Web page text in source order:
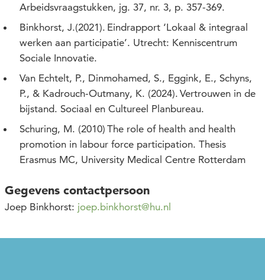
Arbeidsvraagstukken, jg. 37, nr. 3, p. 357-369.
Binkhorst, J.(2021). Eindrapport ‘Lokaal & integraal
werken aan participatie’. Utrecht: Kenniscentrum
Sociale Innovatie.
Van Echtelt, P., Dinmohamed, S., Eggink, E., Schyns,
P., & Kadrouch-Outmany, K. (2024). Vertrouwen in de
bijstand. Sociaal en Cultureel Planbureau.
Schuring, M. (2010) The role of health and health
promotion in labour force participation. Thesis
Erasmus MC, University Medical Centre Rotterdam
Gegevens contactpersoon
Joep Binkhorst: joep.binkhorst@hu.nl